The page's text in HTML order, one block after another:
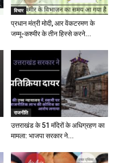
विचार
प्रधान मंत्री मोदी, आर वेंकटरमण के
जम्मू-कश्मीर के तीन हिस्से करने...
राजनीति
उत्तराखंड के 51 मंदिरों के अधिग्रहण का
मामला: भाजपा सरकार ने...